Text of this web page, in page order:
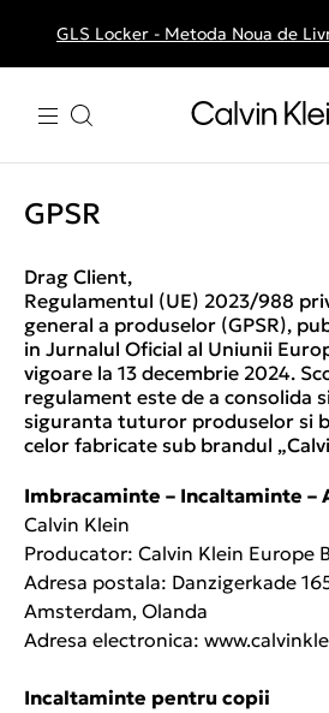
Livrare gratuita la comenzile
GLS Locker - Metoda Noua de
GPSR
Drag Client,
Regulamentul (UE) 2023/988
general a produselor (GPSR),
in Jurnalul Oficial al Uniunii
vigoare la 13 decembrie 2024.
regulament este de a consolida
siguranta tuturor produselor si
celor fabricate sub brandul
Imbracaminte – Incaltaminte –
Calvin Klein
Producator: Calvin Klein Europe
Adresa postala: Danzigerkade
Amsterdam, Olanda
Adresa electronica:
Incaltaminte pentru copii